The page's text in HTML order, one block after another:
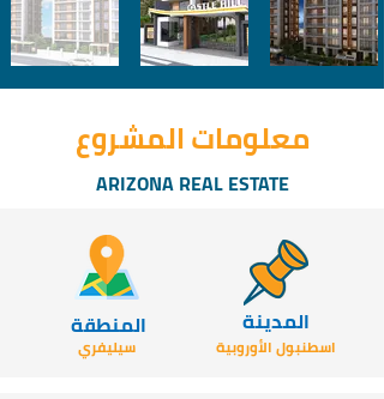
المنطقة
سيليفري
المدينة
اسطنبول الأوروبية
معلومات المشروع
ARIZONA REAL ESTATE